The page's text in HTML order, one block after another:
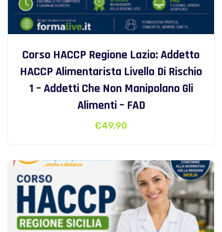
Corso HACCP Regione Lazio: Addetto
HACCP Alimentarista Livello Di Rischio
1 – Addetti Che Non Manipolano Gli
Alimenti – FAD
€49,90